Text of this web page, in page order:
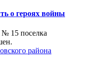
о героях войны
15 поселка
района